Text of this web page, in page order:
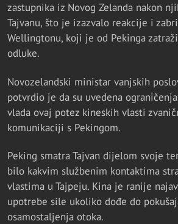
zastupnika iz Novog Zelanda nakon
Tajvanu, što je izazvalo reakcije i
Wellingtonu, koji je od Pekinga
odluke.
Novozelandski ministar vanjskih
potvrdio je da su uvedena
vlada ovaj potez kineskih vlasti
komunikaciji s Pekingom.
Peking smatra Tajvan dijelom svoje
bilo kakvim službenim kontaktima
vlastima u Tajpeju. Kina je ranije
upotrebe sile ukoliko dođe do
osamostaljenja otoka.